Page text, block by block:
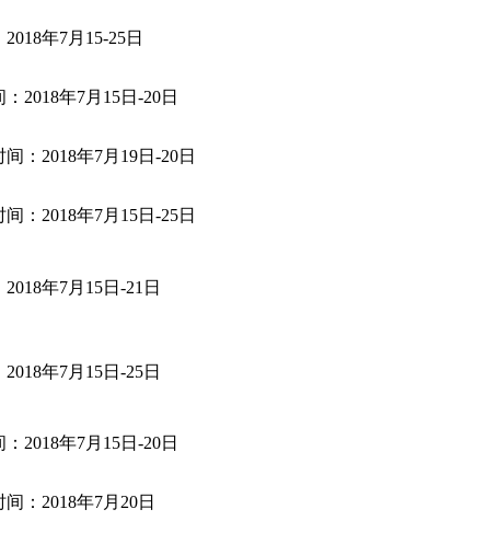
年7月15-25日
2018年7月15日-20日
：2018年7月19日-20日
：2018年7月15日-25日
年7月15日-21日
年7月15日-25日
2018年7月15日-20日
：2018年7月20日